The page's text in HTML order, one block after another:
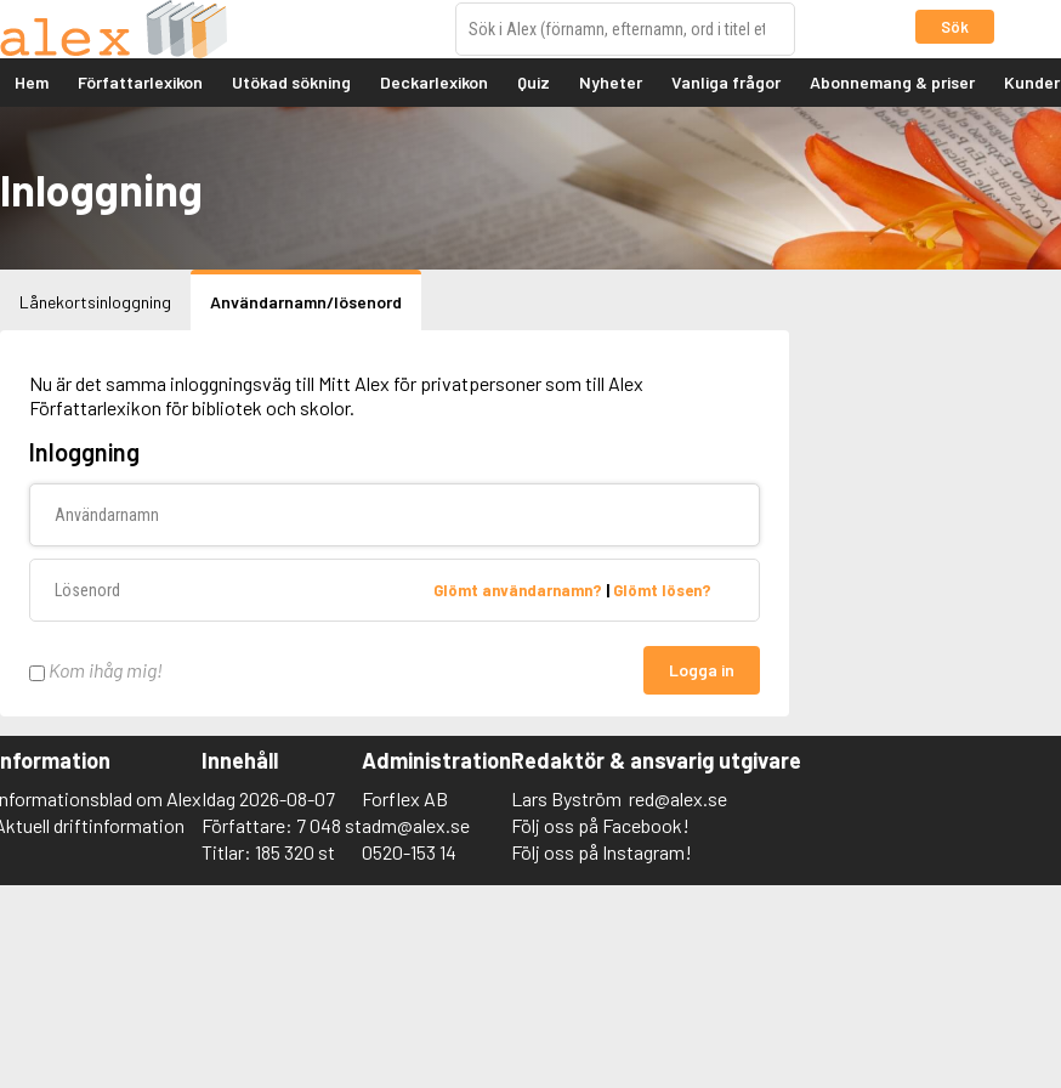
Sök
Hem Författarlexikon Utökad sökning Deckarlexikon Quiz Nyheter Vanliga frågor Abonnemang & priser Kunder
Inloggning
Lånekortsinloggning Användarnamn/lösenord
Nu är det samma inloggningsväg till Mitt Alex för privatpersoner som till Alex
Författarlexikon för bibliotek och skolor.
Inloggning
Glömt användarnamn? | Glömt lösen?
Kom ihåg mig! Logga in
om Alex
driftinformation
Innehåll
Idag 2026-08-07
Författare: 7 048 st
Titlar: 185 320 st
Administration
Forflex AB
adm@alex.se
0520-153 14
Redaktör & ansvarig utgivare
Lars Byström red@alex.se
Följ oss på Facebook!
Följ oss på Instagram!